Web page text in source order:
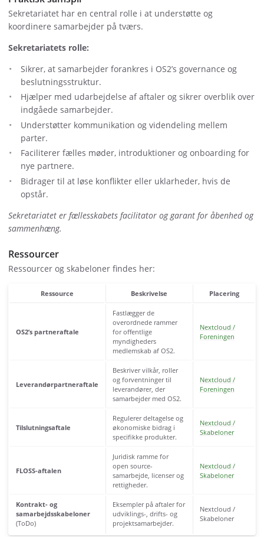
Sekretariatet har en central rolle i at understøtte og
koordinere samarbejder på tværs.
Sekretariatets rolle:
Sikrer, at samarbejder forankres i OS2’s governance og
beslutningsstruktur.
Hjælper med udarbejdelse af aftaler og sikrer overblik over
indgåede samarbejder.
Understøtter kommunikation og videndeling mellem
parter.
Faciliterer fælles møder, introduktioner og onboarding for
nye partnere.
Bidrager til at løse konflikter eller uklarheder, hvis de
opstår.
Sekretariatet er fællesskabets facilitator og garant for åbenhed og
sammenhæng.
Ressourcer
Ressourcer og skabeloner findes her:
Ressource Beskrivelse Placering
OS2’s partneraftale
Fastlægger de
overordnede rammer
for offentlige
myndigheders
medlemskab af OS2.
Nextcloud /
Foreningen
Leverandørpartneraftale
Beskriver vilkår, roller
og forventninger til
leverandører, der
samarbejder med OS2.
Nextcloud /
Foreningen
Tilslutningsaftale
Regulerer deltagelse og
økonomiske bidrag i
specifikke produkter.
Nextcloud /
Skabeloner
FLOSS-aftalen
Juridisk ramme for
open source-
samarbejde, licenser og
rettigheder.
Nextcloud /
Skabeloner
Kontrakt- og
samarbejdsskabeloner
(ToDo)
Eksempler på aftaler for
udviklings-, drifts- og
projektsamarbejder.
Nextcloud /
Skabeloner